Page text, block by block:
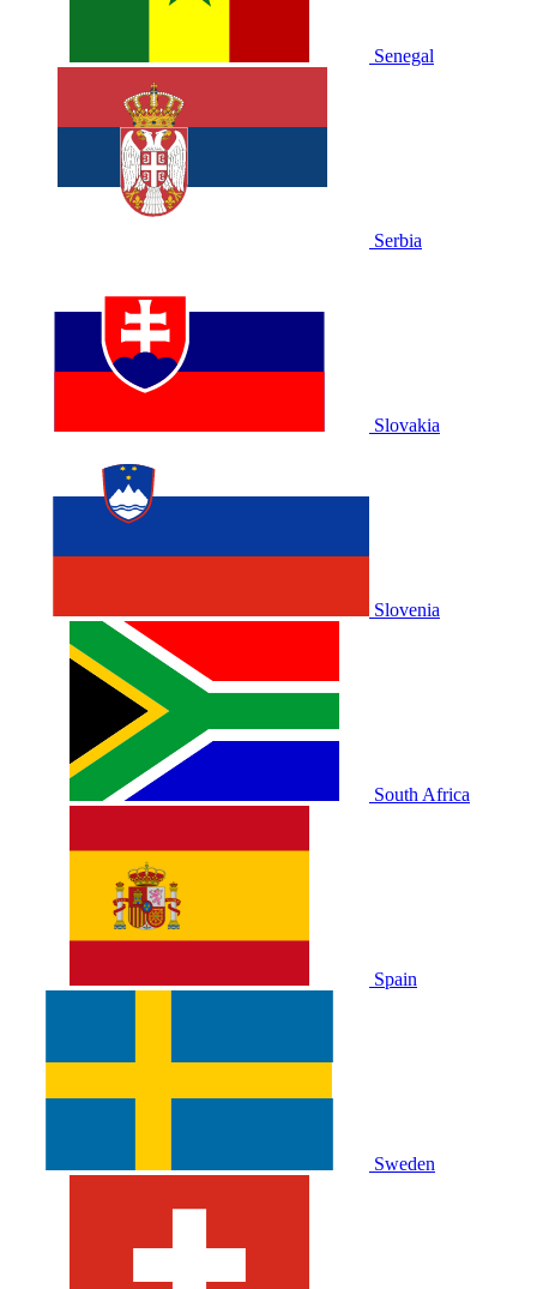
Senegal
Serbia
Slovakia
Slovenia
South Africa
Spain
Sweden